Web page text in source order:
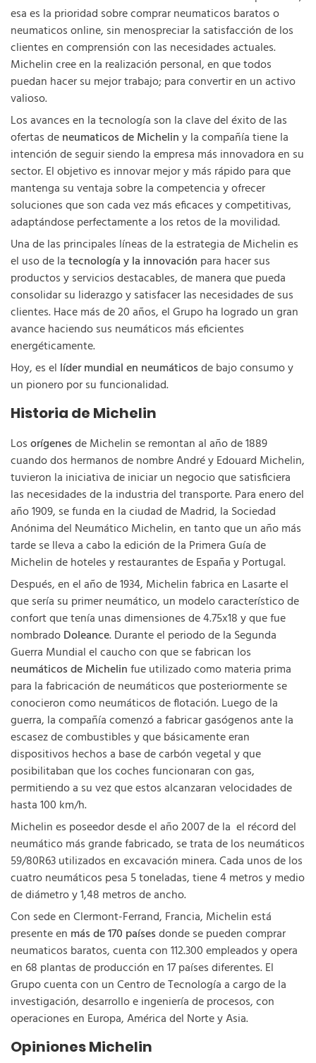
esa es la prioridad sobre comprar neumaticos baratos o
neumaticos online, sin menospreciar la satisfacción de los
clientes en comprensión con las necesidades actuales.
Michelin cree en la realización personal, en que todos
puedan hacer su mejor trabajo; para convertir en un activo
valioso.
Los avances en la tecnología son la clave del éxito de las
ofertas deneumaticos de Micheliny la compañía tiene la
intención de seguir siendo la empresa más innovadora en su
sector. El objetivo es innovar mejor y más rápido para que
mantenga su ventaja sobre la competencia y ofrecer
soluciones que son cada vez más eficaces y competitivas,
adaptándose perfectamente a los retos de la movilidad.
Una de las principales líneas de la estrategia de Michelin es
el uso de latecnología y la innovación para hacer sus
productos y servicios destacables, de manera que pueda
consolidar su liderazgo y satisfacer las necesidades de sus
clientes. Hace más de 20 años, el Grupo ha logrado un gran
avance haciendo sus neumáticos más eficientes
energéticamente.
Hoy, es el líder mundial en neumáticosde bajo consumo y
un pionero por su funcionalidad.
Historia de Michelin
Losorígenesde Michelin se remontan al año de 1889
cuando dos hermanos de nombre André y Edouard Michelin,
tuvieron la iniciativa de iniciar un negocio que satisficiera
las necesidades de la industria del transporte. Para enero del
año 1909, se funda en la ciudad de Madrid, la Sociedad
Anónima del Neumático Michelin, en tanto que un año más
tarde se lleva a cabo la edición de la Primera Guía de
Michelin de hoteles y restaurantes de España y Portugal.
Después, en el año de 1934, Michelin fabrica en Lasarte el
que sería su primer neumático, un modelo característico de
confort que tenía unas dimensiones de 4.75x18 y que fue
nombradoDoleance. Durante el periodo de la Segunda
Guerra Mundial el caucho con que se fabrican los
neumáticos de Michelinfue utilizado como materia prima
para la fabricación de neumáticos que posteriormente se
conocieron como neumáticos de flotación. Luego de la
guerra, la compañía comenzó a fabricar gasógenos ante la
escasez de combustibles y que básicamente eran
dispositivos hechos a base de carbón vegetal y que
posibilitaban que los coches funcionaran con gas,
permitiendo a su vez que estos alcanzaran velocidades de
hasta 100 km/h.
Michelin es poseedor desde el año 2007 de la el récord del
neumático más grande fabricado, se trata de los neumáticos
59/80R63 utilizados en excavación minera. Cada unos de los
cuatro neumáticos pesa 5 toneladas, tiene 4 metros y medio
de diámetro y 1,48 metros de ancho.
Con sede en Clermont-Ferrand, Francia, Michelin está
presente en más de 170 paísesdonde se pueden comprar
neumaticos baratos, cuenta con 112.300 empleados y opera
en 68 plantas de producción en 17 países diferentes. El
Grupo cuenta con un Centro de Tecnología a cargo de la
investigación, desarrollo e ingeniería de procesos, con
operaciones en Europa, América del Norte y Asia.
Opiniones Michelin